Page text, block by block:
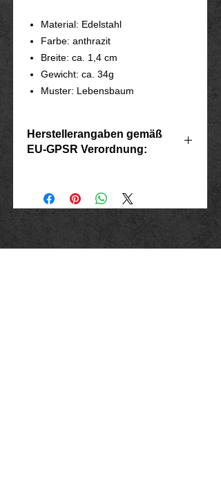
Material: Edelstahl
Farbe: anthrazit
Breite: ca. 1,4 cm
Gewicht: ca. 34g
Muster: Lebensbaum
Herstellerangaben gemäß
EU-GPSR Verordnung:
Mühlenweg 10
E-Mail: bikershop@outlook.de
www.rockerschmuck666.de